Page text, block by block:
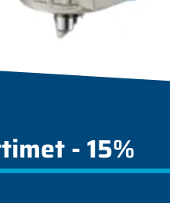
- 15%